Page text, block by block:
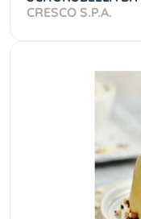
CRESCO S.P.A.